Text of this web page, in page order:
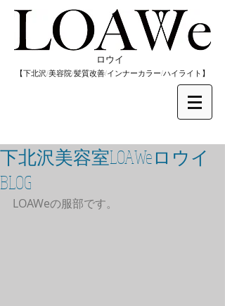
​ロウイ
​【下北沢/美容院/髪質改善/インナーカラー/​ハイライト】
下北沢美容室LOAWeロウイ
BLOG
LOAWeの服部です。